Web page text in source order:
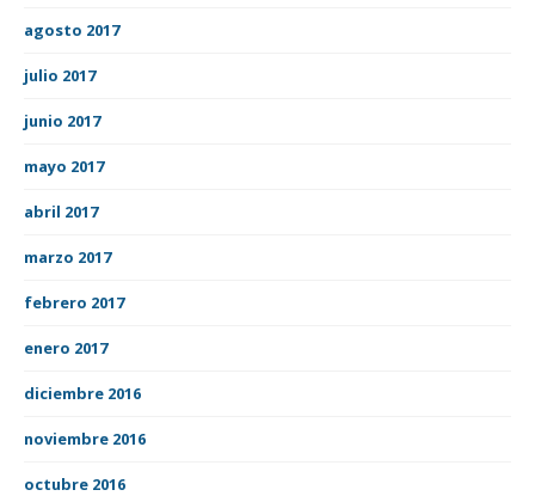
agosto 2017
julio 2017
junio 2017
mayo 2017
abril 2017
marzo 2017
febrero 2017
enero 2017
diciembre 2016
noviembre 2016
octubre 2016